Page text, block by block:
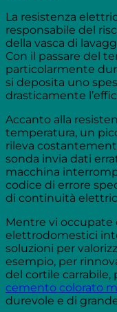
La resistenza
responsabile del
della vasca di
Con il passare del
particolarmente
si deposita uno
drasticamente
Accanto alla
temperatura, un
rileva
sonda invia dati
macchina
codice di errore
di continuità
Mentre vi occupate
elettrodomestici
soluzioni per
esempio, per
del cortile carrabile,
cemento colorato
durevole e di